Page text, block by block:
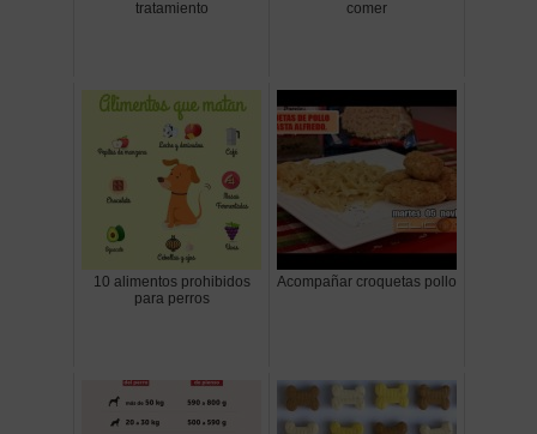
tratamiento
comer
10 alimentos prohibidos
para perros
Acompañar croquetas pollo